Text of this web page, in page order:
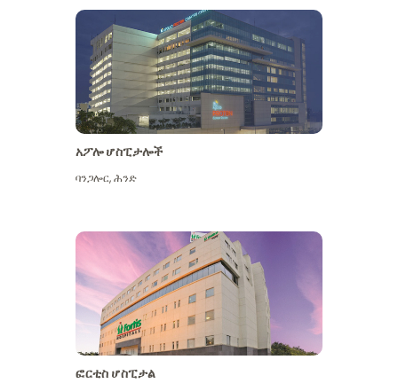
አፖሎ ሆስፒታሎች
ባንጋሎር,ሕንድ
ፎርቲስ ሆስፒታል